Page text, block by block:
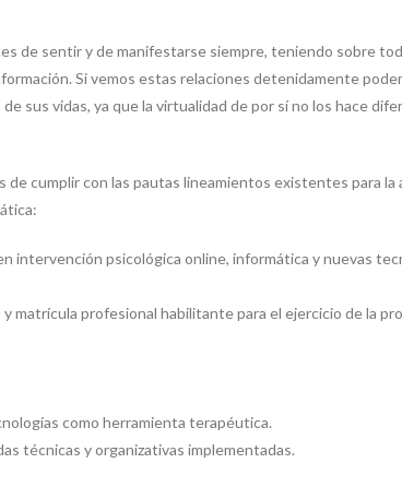
de sentir y de manifestarse siempre, teniendo sobre
Si vemos estas relaciones detenidamente
sus vidas, ya que la virtualidad de por sí no los hace
de cumplir con las pautas lineamientos existentes para la
intervención psicológica online, informática y nuevas
profesional habilitante para el ejercicio de la
como herramienta terapéutica.
técnicas y organizativas implementadas.